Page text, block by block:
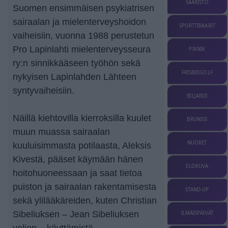
Suomen ensimmäisen psykiatrisen
sairaalan ja mielenterveyshoidon
vaiheisiin, vuonna 1988 perustetun
Pro Lapinlahti mielenterveysseura
ry:n sinnikkääseen työhön sekä
nykyisen Lapinlahden Lähteen
syntyvaiheisiin.
Näillä kiehtovilla kierroksilla kuulet
muun muassa sairaalan
kuuluisimmasta potilaasta, Aleksis
Kivestä, pääset käymään hänen
hoitohuoneessaan ja saat tietoa
puiston ja sairaalan rakentamisesta
sekä ylilääkäreiden, kuten Christian
Sibeliuksen – Jean Sibeliuksen
SAARISTO
SPORTTIBAARIT
PIKNIK
FRISBEEGOLF
BILJARDI
BRUNSSI
NUORET
ELOKUVA
STAND-UP
ILMAISPÄIVÄT